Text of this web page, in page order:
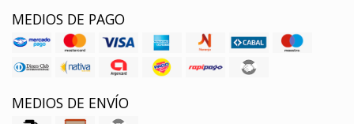
MEDIOS DE PAGO
MEDIOS DE ENVÍO